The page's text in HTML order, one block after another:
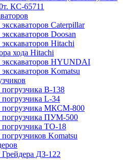
КС-65711
Caterpillar
Doosan
Hitachi
хода Hitachi
экскаваторов HYUNDAI
Komatsu
погрузчика B-138
погрузчика L-34
погрузчика МКСМ-800
погрузчика ПУМ-500
погрузчика ТО-18
Komatsu
Грейдера ДЗ-122